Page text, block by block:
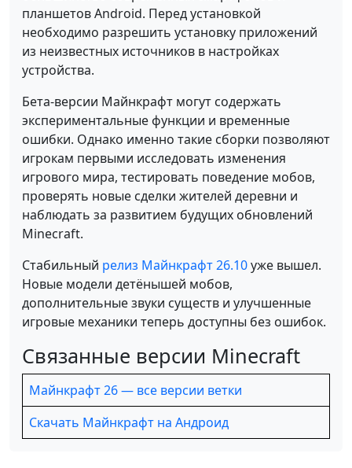
планшетов Android. Перед установкой
необходимо разрешить установку приложений
из неизвестных источников в настройках
устройства.
Бета-версии Майнкрафт могут содержать
экспериментальные функции и временные
ошибки. Однако именно такие сборки позволяют
игрокам первыми исследовать изменения
игрового мира, тестировать поведение мобов,
проверять новые сделки жителей деревни и
наблюдать за развитием будущих обновлений
Minecraft.
Стабильный релиз Майнкрафт 26.10уже вышел.
Новые модели детёнышей мобов,
дополнительные звуки существ и улучшенные
игровые механики теперь доступны без ошибок.
Связанные версии Minecraft
Майнкрафт 26 — все версии ветки
Скачать Майнкрафт на Андроид